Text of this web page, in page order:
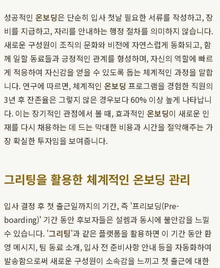
성공적인 온보딩은 단순히 입사 첫날 필요한 서류를 작성하고, 장
비를 지급하고, 자리를 안내하는 행정 절차를 의미하지 않습니다.
새로운 구성원이 조직의 문화와 비전에 자연스럽게 동화되고, 함
께 일할 동료들과 긍정적인 관계를 형성하며, 자신의 역할에 빠르
게 적응하여 자신감을 얻을 수 있도록 돕는 체계적인 과정을 말합
니다. 연구에 따르면, 체계적인 온보딩 프로그램을 경험한 직원의
3년 후 잔존율은 그렇지 않은 경우보다 60% 이상 높게 나타납니
다. 이는 장기적인 관점에서 볼 때, 효과적인 온보딩이 새로운 인
재를 다시 채용하는 데 드는 막대한 비용과 시간을 절약해주는 가
장 확실한 투자임을 보여줍니다.
그리팅을 활용한 체계적인 온보딩 관리
입사 결정 후 첫 출근일까지의 기간, 즉 '프리보딩(Pre-
boarding)' 기간 동안 후보자들은 설렘과 동시에 불안감을 느낄
수 있습니다. '그리팅'과 같은 플랫폼을 활용하면 이 기간 동안 환
영 메시지, 팀 동료 소개, 입사 전 준비사항 안내 등을 자동화하여
발송함으로써 새로운 구성원이 소속감을 느끼고 첫 출근에 대한